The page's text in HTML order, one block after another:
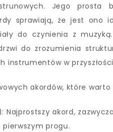
Jego prosta
sprawiają, że jest ono
do czynienia z
do zrozumienia
instrumentów w
akordów, które
Najprostszy akord,
progu.